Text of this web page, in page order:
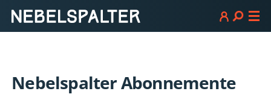
Nebelspalter Abonnemente